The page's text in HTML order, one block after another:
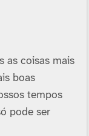
as coisas mais
boas
tempos
pode ser